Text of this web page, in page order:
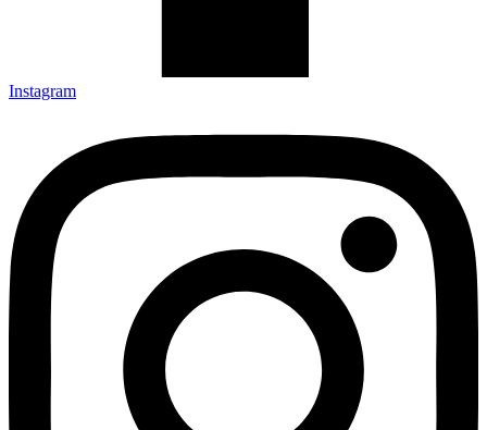
Instagram